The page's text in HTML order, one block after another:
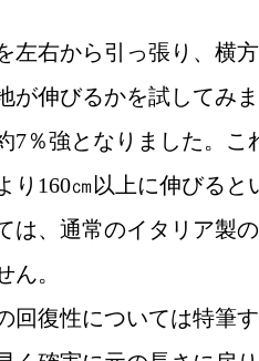
左右から引っ張り、横
が伸びるかを試してみ
7％強となりました。こ
り160㎝以上に伸びると
は、通常のイタリア製
ん。
回復性については特筆